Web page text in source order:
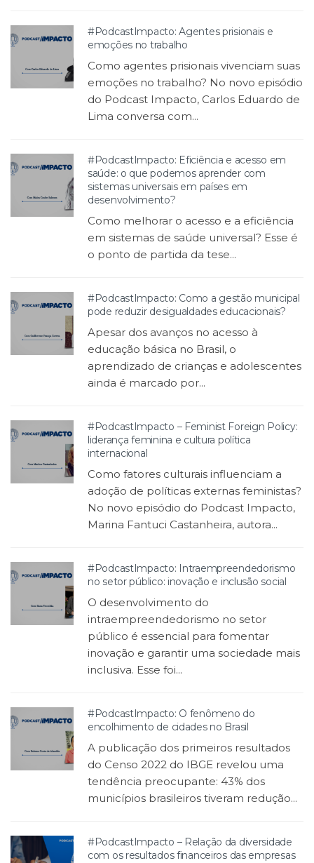
#PodcastImpacto: Agentes prisionais e
emoções no trabalho
Como agentes prisionais vivenciam suas
emoções no trabalho? No novo episódio
do Podcast Impacto, Carlos Eduardo de
Lima conversa com...
#PodcastImpacto: Eficiência e acesso em
saúde: o que podemos aprender com
sistemas universais em países em
desenvolvimento?
Como melhorar o acesso e a eficiência
em sistemas de saúde universal? Esse é
o ponto de partida da tese...
#PodcastImpacto: Como a gestão municipal
pode reduzir desigualdades educacionais?
Apesar dos avanços no acesso à
educação básica no Brasil, o
aprendizado de crianças e adolescentes
ainda é marcado por...
#PodcastImpacto – Feminist Foreign Policy:
liderança feminina e cultura política
internacional
Como fatores culturais influenciam a
adoção de políticas externas feministas?
No novo episódio do Podcast Impacto,
Marina Fantuci Castanheira, autora...
#PodcastImpacto: Intraempreendedorismo
no setor público: inovação e inclusão social
O desenvolvimento do
intraempreendedorismo no setor
público é essencial para fomentar
inovação e garantir uma sociedade mais
inclusiva. Esse foi...
#PodcastImpacto: O fenômeno do
encolhimento de cidades no Brasil
A publicação dos primeiros resultados
do Censo 2022 do IBGE revelou uma
tendência preocupante: 43% dos
municípios brasileiros tiveram redução...
#PodcastImpacto – Relação da diversidade
com os resultados financeiros das empresas